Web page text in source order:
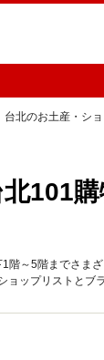
台北のお土産・シ
101
階～5階までさま
ップリストとブ